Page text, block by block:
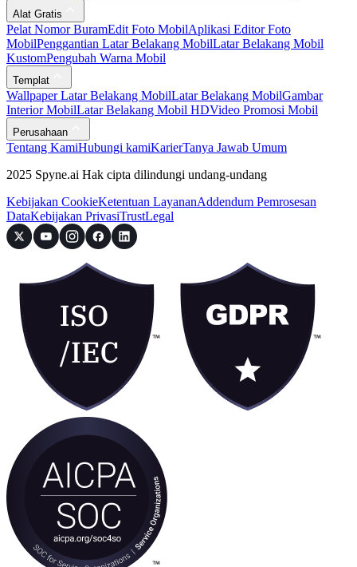
Alat Gratis
Pelat Nomor BuramEdit Foto MobilAplikasi Editor Foto
MobilPenggantian Latar Belakang MobilLatar Belakang Mobil
KustomPengubah Warna Mobil
Templat
Wallpaper Latar Belakang MobilLatar Belakang MobilGambar
Interior MobilLatar Belakang Mobil HDVideo Promosi Mobil
Perusahaan
Tentang KamiHubungi kamiKarierTanya Jawab Umum
2025 Spyne.ai Hak cipta dilindungi undang-undang
Kebijakan CookieKetentuan LayananAddendum Pemrosesan
DataKebijakan PrivasiTrustLegal